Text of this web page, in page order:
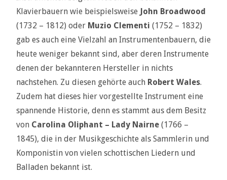
Klavierbauern wie beispielsweise John Broadwood
(1732 – 1812) oder Muzio Clementi (1752 – 1832)
gab es auch eine Vielzahl an Instrumentenbauern, die
heute weniger bekannt sind, aber deren Instrumente
denen der bekannteren Hersteller in nichts
nachstehen. Zu diesen gehörte auch Robert Wales.
Zudem hat dieses hier vorgestellte Instrument eine
spannende Historie, denn es stammt aus dem Besitz
von Carolina Oliphant – Lady Nairne (1766 –
1845), die in der Musikgeschichte als Sammlerin und
Komponistin von vielen schottischen Liedern und
Balladen bekannt ist.